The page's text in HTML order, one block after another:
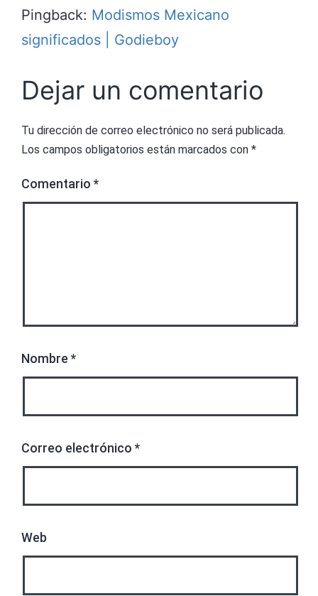
Pingback: Modismos Mexicano
significados | Godieboy
Dejar un comentario
Tu dirección de correo electrónico no será publicada.
Los campos obligatorios están marcados con *
Comentario *
Nombre *
Correo electrónico *
Web